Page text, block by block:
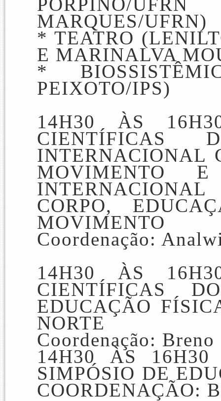
MARQUES/UFRN)
* TEATRO
E MARINALVA
*
PEIXOTO/IPS)
14H30 ÀS
CIENTÍFICAS
INTERNACIONAL
MOVIMENTO E
INTERNACIONAL
CORPO,
MOVIMENTO
Coordenação:
14H30 ÀS
CIENTÍFICAS
EDUCAÇÃO
NORTE
Coordenação:
14H30 ÀS
SIMPÓSIO DE
COORDENAÇÃO: